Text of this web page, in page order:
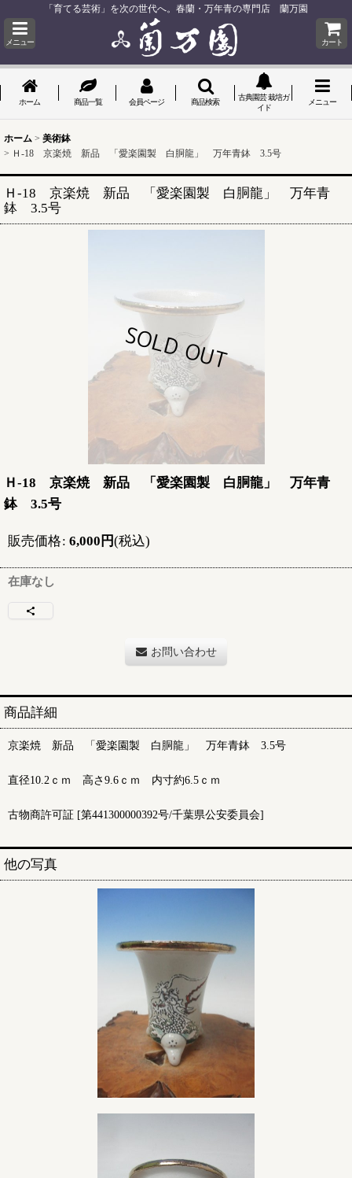
「育てる芸術」を次の世代へ。春蘭・万年青の専門店 蘭万園
メニュー カート
ホーム 商品一覧 会員ページ 商品検索
古典園芸 栽培ガ
イド
メニュー
ホーム > 美術鉢
> Ｈ-18 京楽焼 新品 「愛楽園製 白胴龍」 万年青鉢 3.5号
Ｈ-18 京楽焼 新品 「愛楽園製 白胴龍」 万年青
鉢 3.5号
Ｈ-18 京楽焼 新品 「愛楽園製 白胴龍」 万年青
鉢 3.5号
販売価格: 6,000 円(税込)
在庫なし
お問い合わせ
商品詳細
京楽焼 新品 「愛楽園製 白胴龍」 万年青鉢 3.5号
直径10.2ｃｍ 高さ9.6ｃｍ 内寸約6.5ｃｍ
古物商許可証 [第441300000392号/千葉県公安委員会]
他の写真